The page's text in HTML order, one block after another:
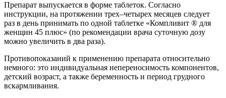
Препарат выпускается в форме таблеток. Согласно
инструкции, на протяжении трех–четырех месяцев следует
раз в день принимать по одной таблетке «Компливит ® для
женщин 45 плюс» (по рекомендации врача суточную дозу
можно увеличить в два раза).
Противопоказаний к применению препарата относительно
немного: это индивидуальная непереносимость компонентов,
детский возраст, а также беременность и период грудного
вскармливания.